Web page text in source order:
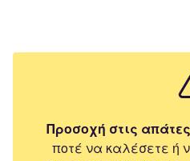
Προσοχή στις
ποτέ να καλέσετε ή